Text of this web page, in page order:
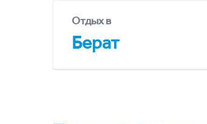
Отдых в
Берат